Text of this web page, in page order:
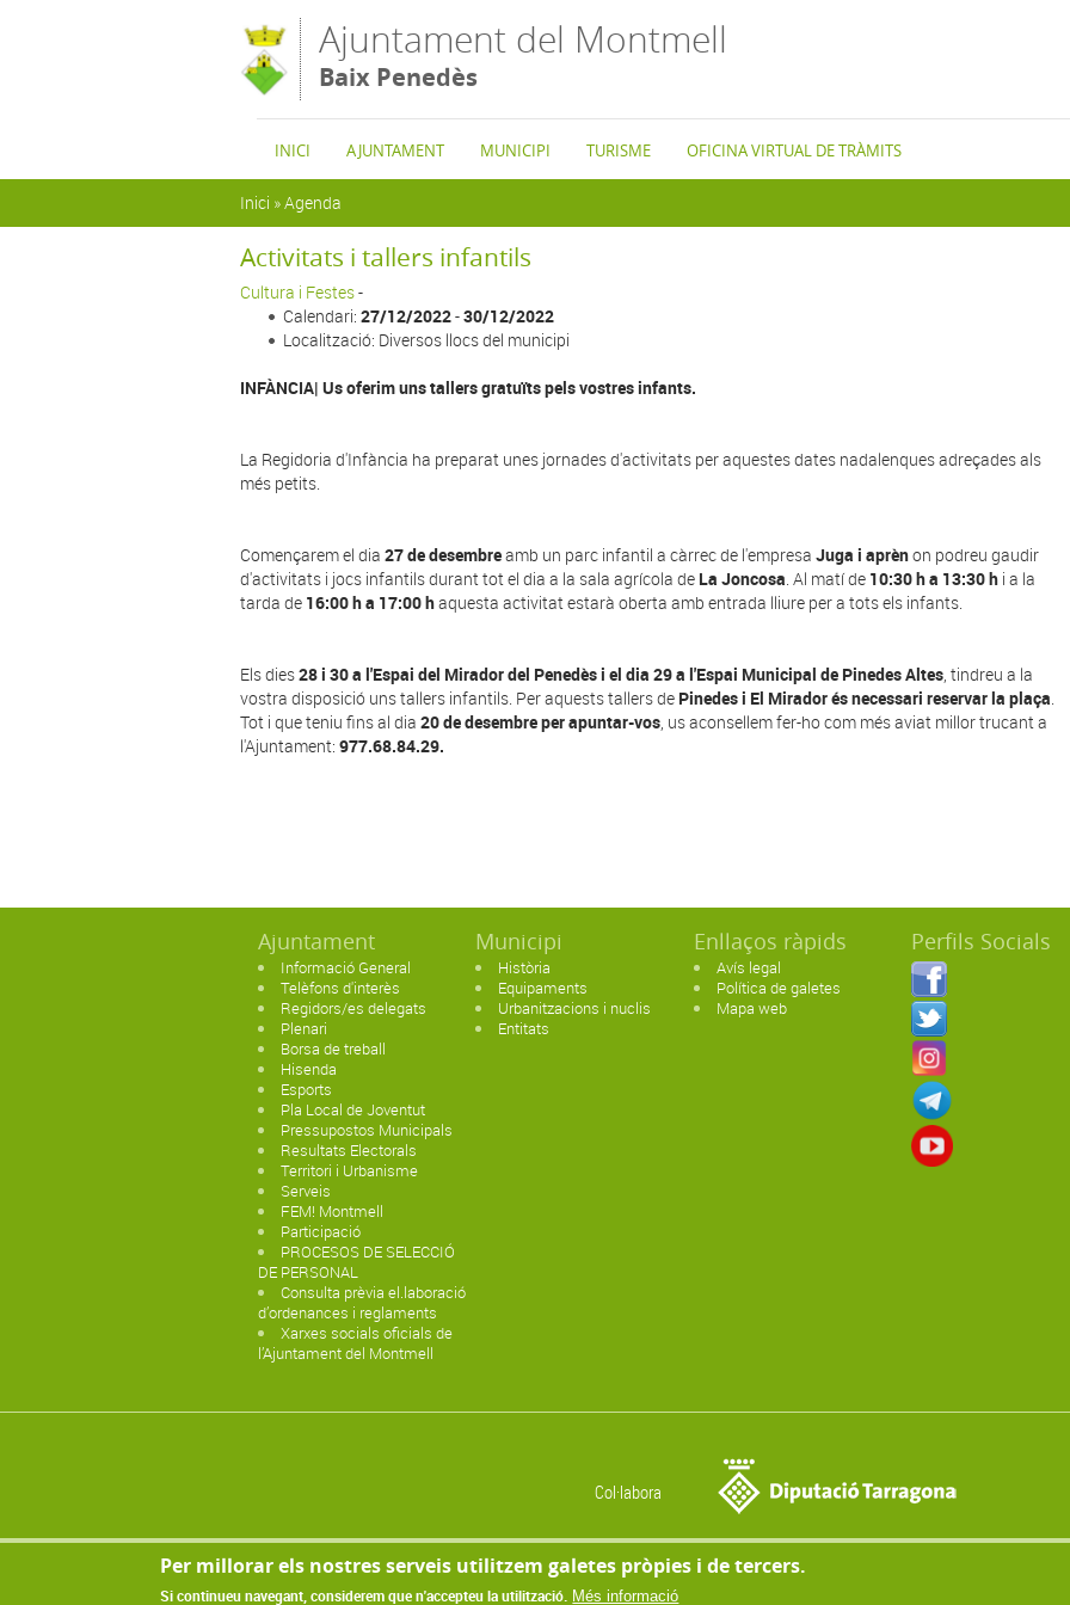
Ajuntament del Montmell
Baix Penedès
INICI AJUNTAMENT MUNICIPI TURISME OFICINA VIRTUAL DE TRÀMITS
Inici »Agenda
Activitats i tallers infantils
Cultura i Festes-
Calendari: 27/12/2022-30/12/2022
Localització: Diversos llocs del municipi
INFÀNCIA| Us oferim uns tallers gratuïts pels vostres infants.
La Regidoria d'Infància ha preparat unes jornades d'activitats per aquestes dates nadalenques adreçades als
més petits.
Començarem el dia 27 de desembreamb un parc infantil a càrrec de l'empresa Juga i aprènon podreu gaudir
d'activitats i jocs infantils durant tot el dia a la sala agrícola de La Joncosa. Al matí de 10:30 h a 13:30 h i a la
tarda de 16:00 h a 17:00 haquesta activitat estarà oberta amb entrada lliure per a tots els infants.
Els dies28 i 30 a l'Espai del Mirador del Penedès i el dia 29 a l'Espai Municipal de Pinedes Altes, tindreu a la
vostra disposició uns tallers infantils. Per aquests tallers de Pinedes i El Mirador és necessari reservar la plaça.
Tot i que teniu fins al dia 20 de desembre per apuntar-vos, us aconsellem fer-ho com més aviat millor trucant a
l'Ajuntament: 977.68.84.29.
Ajuntament
Informació General
Telèfons d'interès
Regidors/es delegats
Plenari
Borsa de treball
Hisenda
Esports
Pla Local de Joventut
Pressupostos Municipals
Resultats Electorals
Territori i Urbanisme
Serveis
FEM! Montmell
Participació
PROCESOS DE SELECCIÓ
DE PERSONAL
Consulta prèvia el.laboració
d’ordenances i reglaments
Xarxes socials oficials de
l’Ajuntament del Montmell
Municipi
Història
Equipaments
Urbanitzacions i nuclis
Entitats
Enllaços ràpids
Avís legal
Política de galetes
Mapa web
Perfils Socials
Col·labora
Per millorar els nostres serveis utilitzem galetes pròpies i de tercers.
Si continueu navegant, considerem que n'accepteu la utilització. Més informació